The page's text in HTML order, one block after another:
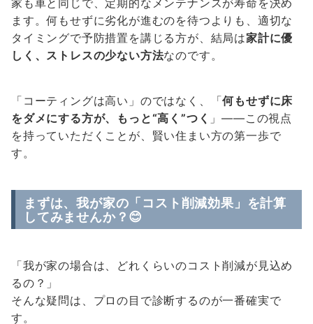
家も車と同じで、定期的なメンテナンスが寿命を決め
ます。何もせずに劣化が進むのを待つよりも、適切な
タイミングで予防措置を講じる方が、結局は家計に優
しく、ストレスの少ない方法なのです。
「コーティングは高い」のではなく、「何もせずに床
をダメにする方が、もっと“高く”つく 」——この視点
を持っていただくことが、賢い住まい方の第一歩で
す。
まずは、我が家の「コスト削減効果」を計算
してみませんか？😊
「我が家の場合は、どれくらいのコスト削減が見込め
るの？」
そんな疑問は、プロの目で診断するのが一番確実で
す。